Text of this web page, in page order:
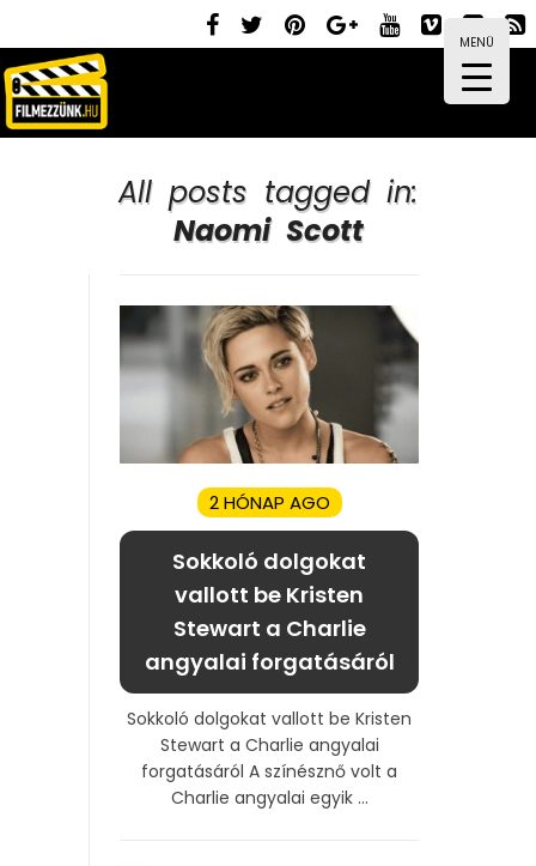
MENÜ
All posts tagged in:
Naomi Scott
2 HÓNAP AGO
Sokkoló dolgokat
vallott be Kristen
Stewart a Charlie
angyalai forgatásáról
Sokkoló dolgokat vallott be Kristen
Stewart a Charlie angyalai
forgatásáról A színésznő volt a
Charlie angyalai egyik ...